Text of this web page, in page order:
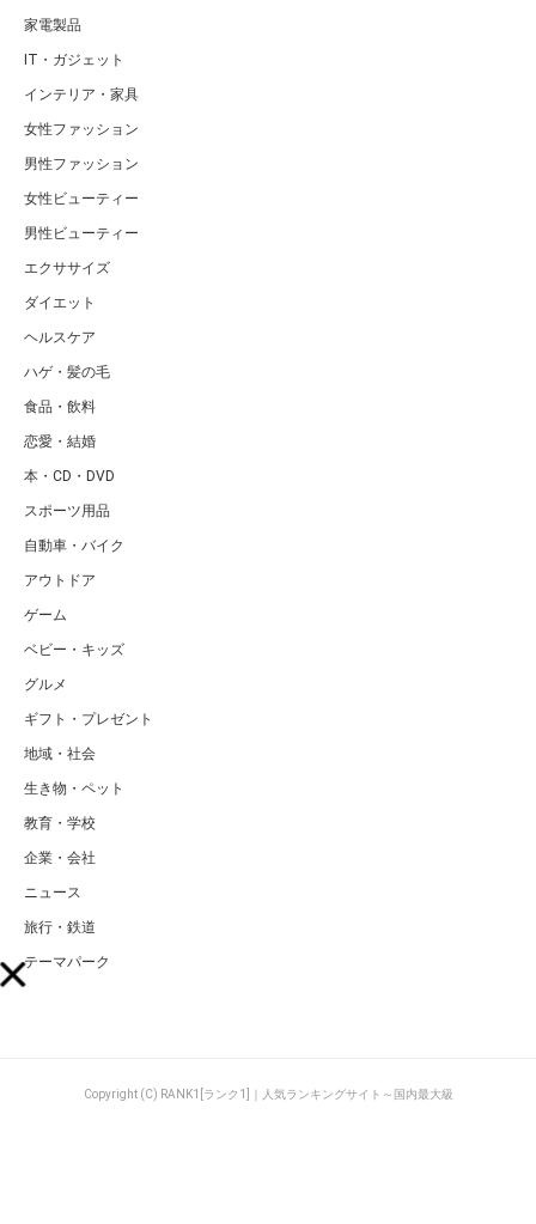
家電製品
IT・ガジェット
インテリア・家具
女性ファッション
男性ファッション
女性ビューティー
男性ビューティー
エクササイズ
ダイエット
ヘルスケア
ハゲ・髪の毛
食品・飲料
恋愛・結婚
本・CD・DVD
スポーツ用品
自動車・バイク
アウトドア
ゲーム
ベビー・キッズ
グルメ
ギフト・プレゼント
地域・社会
生き物・ペット
教育・学校
企業・会社
ニュース
旅行・鉄道
テーマパーク
Copyright (C) RANK1[ランク1]｜人気ランキングサイト～国内最大級